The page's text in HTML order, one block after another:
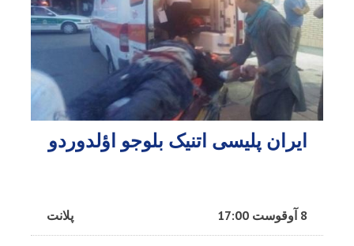
ایران پلیسی اتنیک بلوجو اؤلدوردو
پلانت 8 آوقوست 17:00